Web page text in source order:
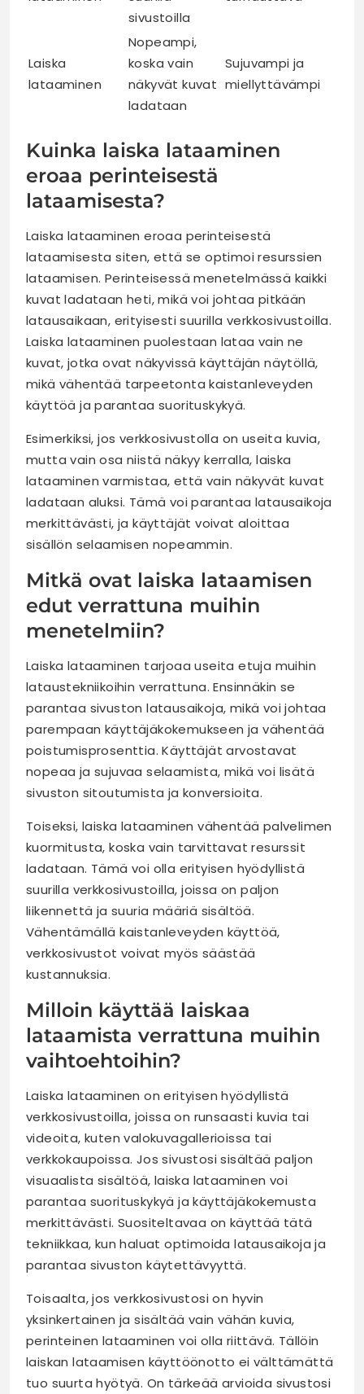
sivustoilla
Laiska
lataaminen
Nopeampi,
koska vain
näkyvät kuvat
ladataan
Sujuvampi ja
miellyttävämpi
Kuinka laiska lataaminen
eroaa perinteisestä
lataamisesta?
Laiska lataaminen eroaa perinteisestä
lataamisesta siten, että se optimoi resurssien
lataamisen. Perinteisessä menetelmässä kaikki
kuvat ladataan heti, mikä voi johtaa pitkään
latausaikaan, erityisesti suurilla verkkosivustoilla.
Laiska lataaminen puolestaan lataa vain ne
kuvat, jotka ovat näkyvissä käyttäjän näytöllä,
mikä vähentää tarpeetonta kaistanleveyden
käyttöä ja parantaa suorituskykyä.
Esimerkiksi, jos verkkosivustolla on useita kuvia,
mutta vain osa niistä näkyy kerralla, laiska
lataaminen varmistaa, että vain näkyvät kuvat
ladataan aluksi. Tämä voi parantaa latausaikoja
merkittävästi, ja käyttäjät voivat aloittaa
sisällön selaamisen nopeammin.
Mitkä ovat laiska lataamisen
edut verrattuna muihin
menetelmiin?
Laiska lataaminen tarjoaa useita etuja muihin
lataustekniikoihin verrattuna. Ensinnäkin se
parantaa sivuston latausaikoja, mikä voi johtaa
parempaan käyttäjäkokemukseen ja vähentää
poistumisprosenttia. Käyttäjät arvostavat
nopeaa ja sujuvaa selaamista, mikä voi lisätä
sivuston sitoutumista ja konversioita.
Toiseksi, laiska lataaminen vähentää palvelimen
kuormitusta, koska vain tarvittavat resurssit
ladataan. Tämä voi olla erityisen hyödyllistä
suurilla verkkosivustoilla, joissa on paljon
liikennettä ja suuria määriä sisältöä.
Vähentämällä kaistanleveyden käyttöä,
verkkosivustot voivat myös säästää
kustannuksia.
Milloin käyttää laiskaa
lataamista verrattuna muihin
vaihtoehtoihin?
Laiska lataaminen on erityisen hyödyllistä
verkkosivustoilla, joissa on runsaasti kuvia tai
videoita, kuten valokuvagallerioissa tai
verkkokaupoissa. Jos sivustosi sisältää paljon
visuaalista sisältöä, laiska lataaminen voi
parantaa suorituskykyä ja käyttäjäkokemusta
merkittävästi. Suositeltavaa on käyttää tätä
tekniikkaa, kun haluat optimoida latausaikoja ja
parantaa sivuston käytettävyyttä.
Toisaalta, jos verkkosivustosi on hyvin
yksinkertainen ja sisältää vain vähän kuvia,
perinteinen lataaminen voi olla riittävä. Tällöin
laiskan lataamisen käyttöönotto ei välttämättä
tuo suurta hyötyä. On tärkeää arvioida sivustosi